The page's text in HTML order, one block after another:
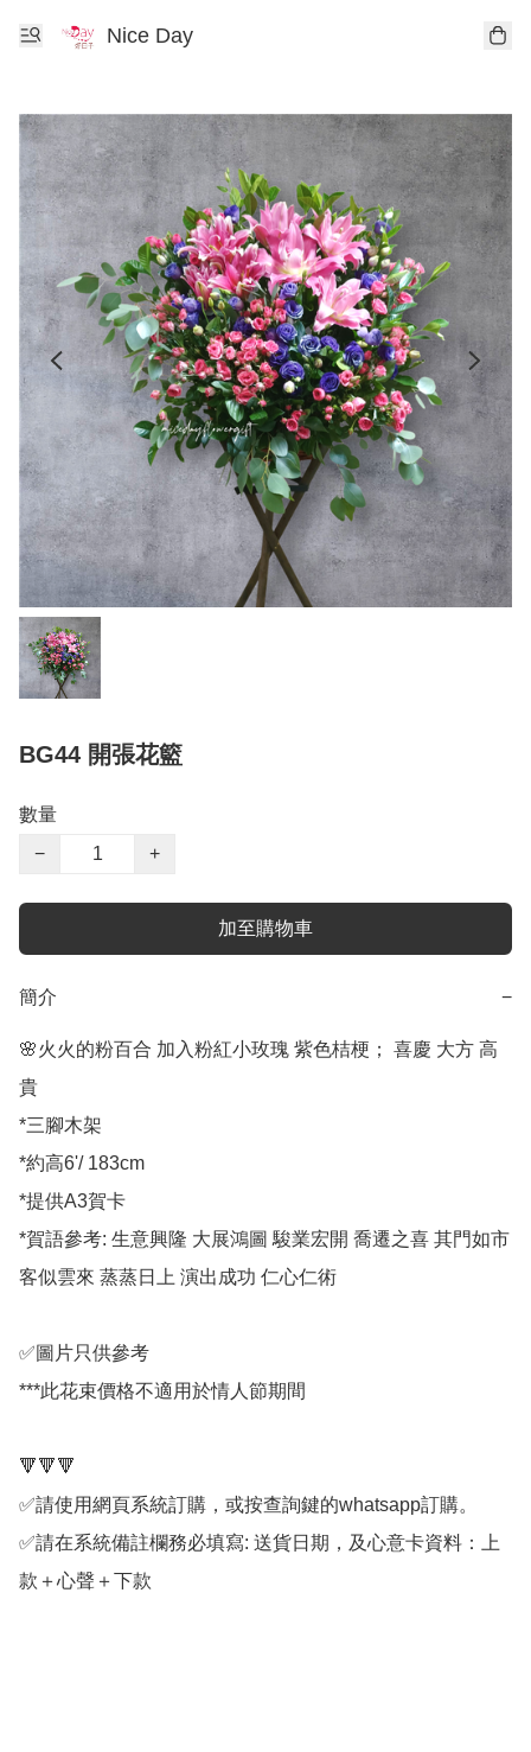
Nice Day
BG44 開張花籃
數量
−
+
加至購物車
簡介 −
🌸火火的粉百合 加入粉紅小玫瑰 紫色桔梗； 喜慶 大方 高
貴
*三腳木架
*約高6'/ 183cm
*提供A3賀卡
*賀語參考: 生意興隆 大展鴻圖 駿業宏開 喬遷之喜 其門如市
客似雲來 蒸蒸日上 演出成功 仁心仁術
✅圖片只供參考
***此花束價格不適用於情人節期間
🔻🔻🔻
✅請使用網頁系統訂購，或按查詢鍵的whatsapp訂購。
✅請在系統備註欄務必填寫: 送貨日期，及心意卡資料：上
款＋心聲＋下款